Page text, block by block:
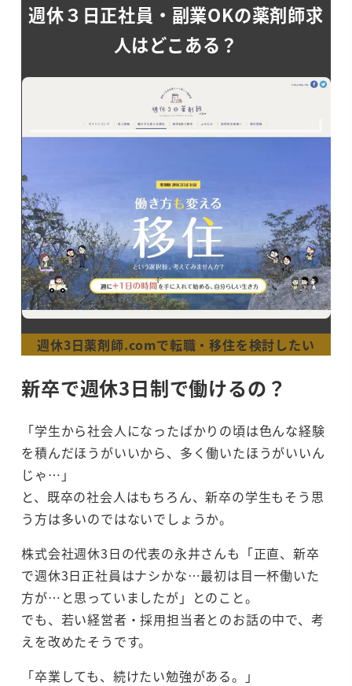
週休３日正社員・副業OKの薬剤師求
人はどこある？
週休3日薬剤師.comで転職・移住を検討したい
新卒で週休3日制で働けるの？
「学生から社会人になったばかりの頃は色んな経験
を積んだほうがいいから、多く働いたほうがいいん
じゃ…」
と、既卒の社会人はもちろん、新卒の学生もそう思
う方は多いのではないでしょうか。
株式会社週休3日の代表の永井さんも「正直、新卒
で週休3日正社員はナシかな…最初は目一杯働いた
方が…と思っていましたが」とのこと。
でも、若い経営者・採用担当者とのお話の中で、考
えを改めたそうです。
「卒業しても、続けたい勉強がある。」